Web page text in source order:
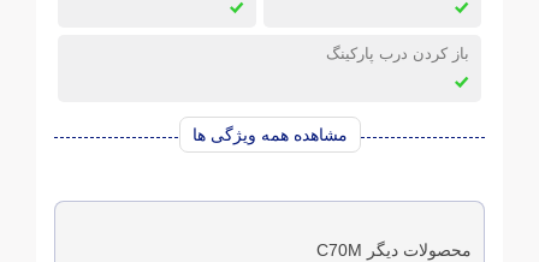
باز کردن درب پارکینگ
مشاهده همه ویژگی ها
محصولات دیگر C70M